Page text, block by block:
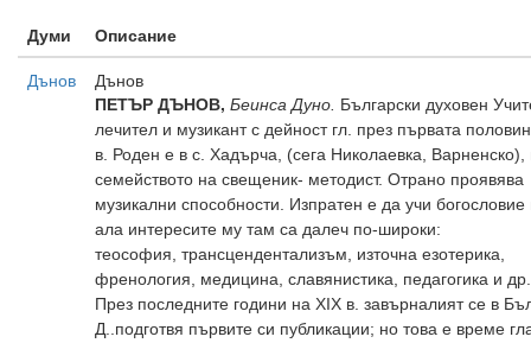
Думи
Описание
Дънов
Дънов
ПЕТЪР ДЪНОВ, Беинса Дуно. Български духовен
лечител и музикант с дейност гл. през първата
в. Роден е в с. Хадърча, (сега Николаевка, Варненско),
семейството на свещеник- методист. Отрано проявява
музикални способности. Изпратен е да учи
ала интересите му там са далеч по-широки:
теософия, трансцендентализъм, източна езотерика,
френология, медицина, славянистика, педагогика и др.
През последните години на XIX в. завърналият се в
Д..подготвя първите си публикации; но това е време